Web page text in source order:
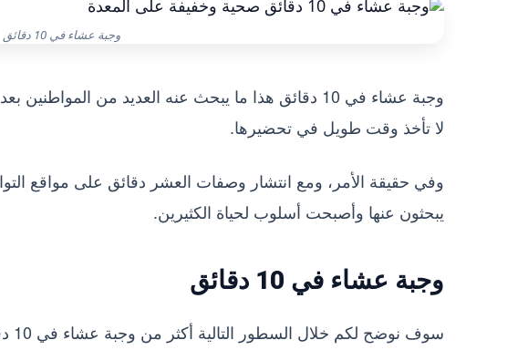
وجبة عشاء في 10 دقائق
وجبة عشاء في 10 دقائق هذا ما يبحث عنه العديد من
لا تأخذ وقت طويل في تحضيرها.
وفي حقيقة الأمر، ومع انتشار وصفات العشر دقائق على مواقع
يبحثون عنها وأصبحت أسلوب لحياة الكثيرين.
وجبة عشاء في 10 دقائق